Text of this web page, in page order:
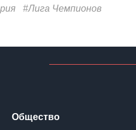
#Лига Чемпионов
Общество